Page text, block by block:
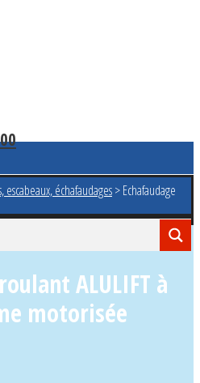
échafaudages>Echafaudage
ALULIFT à
motorisée